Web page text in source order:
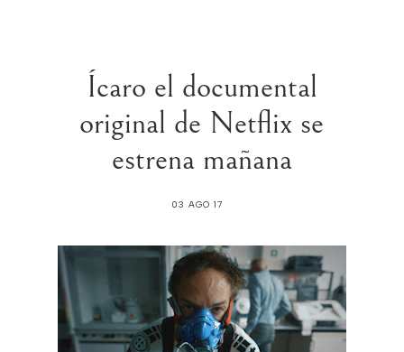
Ícaro el documental
original de Netflix se
estrena mañana
03 AGO 17